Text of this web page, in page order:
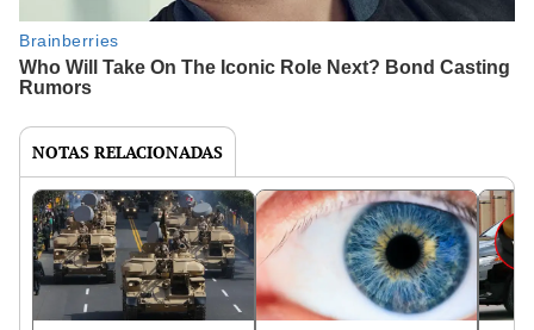
NOTAS RELACIONADAS